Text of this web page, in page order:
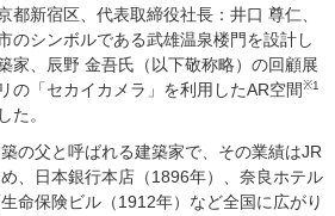
都新宿区、代表取締役社長：井口 尊仁、
シンボルである武雄温泉楼門を設計し
家、辰野 金吾氏（以下敬称略）の回顧展
の「セカイカメラ」を利用したAR空間※1
た。
の父と呼ばれる建築家で、その業績はJR
、日本銀行本店（1896年）、奈良ホテル
命保険ビル（1912年）など全国に広がり